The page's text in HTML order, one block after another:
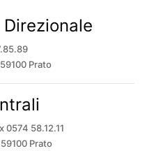
Prato
0574 58.12.11
Prato